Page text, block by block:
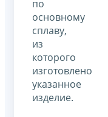
по
основному
сплаву,
из
которого
изготовлено
указанное
изделие.